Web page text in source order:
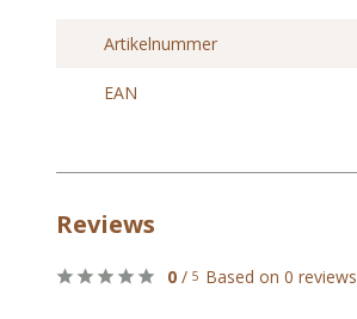
Artikelnummer
EAN
Reviews
0 / 5 Based on 0 reviews